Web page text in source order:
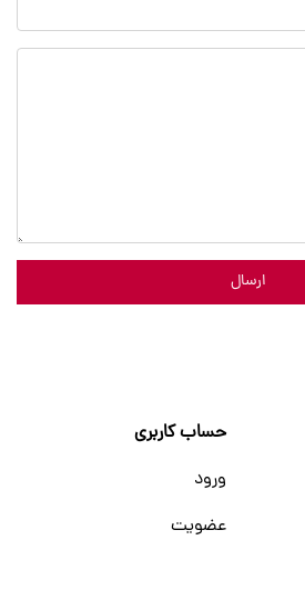
ارسال
حساب کاربری
ورود
عضویت